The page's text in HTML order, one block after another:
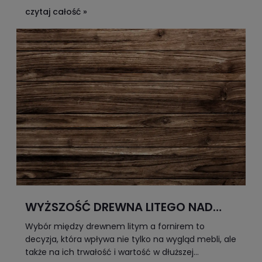
profilaktyce możesz skutecznie przywrócić swoim
o ich strukturę.Chcesz poznać konkretne triki i
dowiedzieć się, jak krok po kroku uratować swoje
ulubione meble? Przeczytaj cały artykuł i odkryj
sprawdzone sposoby LukkaWoods!
czytaj całość »
WYŻSZOŚĆ DREWNA LITEGO NAD
FORNIREM: DLACZEGO WARTO
INWESTOWAĆ W SOLIDNOŚĆ
Wybór między drewnem litym a fornirem to
decyzja, która wpływa nie tylko na wygląd mebli, ale
także na ich trwałość i wartość w dłuższej